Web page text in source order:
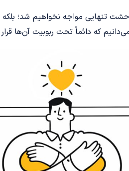
تنهایی مواجه نخواهیم شد؛ بلکه
که دائماً تحت ربوبیت آن‌ها قرار